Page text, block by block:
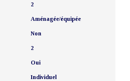
2
Aménagée/équipée
Non
2
Oui
Individuel